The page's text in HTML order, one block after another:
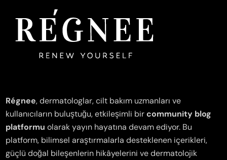
Régnee, dermatologlar, cilt bakım uzmanları ve
kullanıcıların buluştuğu, etkileşimli bircommunity blog
platformu olarak yayın hayatına devam ediyor. Bu
platform, bilimsel araştırmalarla desteklenen içerikleri,
güçlü doğal bileşenlerin hikâyelerini ve dermatolojik